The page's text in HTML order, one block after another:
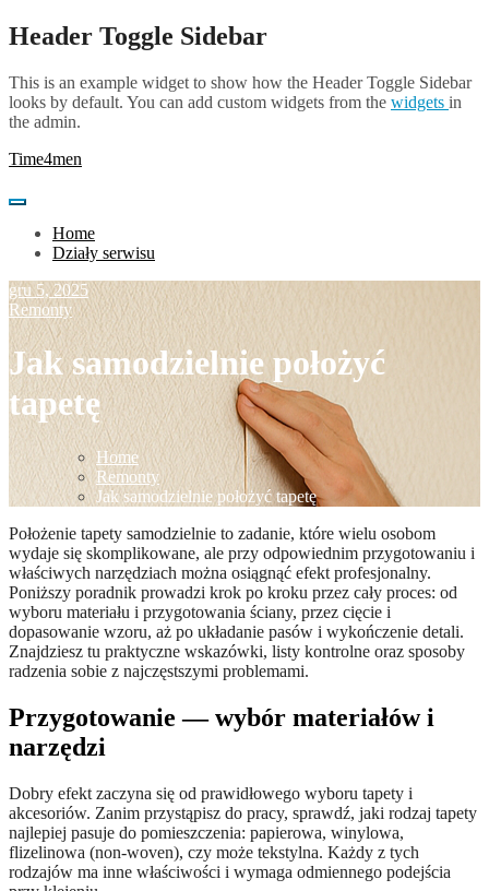
Skip
to
Header Toggle Sidebar
This is an example widget to show how the Header Toggle Sidebar
looks by default. You can add custom widgets from the widgets in
the admin.
Time4men
Home
Działy serwisu
gru 5, 2025
Remonty
Jak samodzielnie położyć
tapetę
Home
Remonty
Jak samodzielnie położyć tapetę
Położenie tapety samodzielnie to zadanie, które wielu osobom
wydaje się skomplikowane, ale przy odpowiednim przygotowaniu i
właściwych narzędziach można osiągnąć efekt profesjonalny.
Poniższy poradnik prowadzi krok po kroku przez cały proces: od
wyboru materiału i przygotowania ściany, przez cięcie i
dopasowanie wzoru, aż po układanie pasów i wykończenie detali.
Znajdziesz tu praktyczne wskazówki, listy kontrolne oraz sposoby
radzenia sobie z najczęstszymi problemami.
Przygotowanie — wybór materiałów i
narzędzi
Dobry efekt zaczyna się od prawidłowego wyboru tapety i
akcesoriów. Zanim przystąpisz do pracy, sprawdź, jaki rodzaj tapety
najlepiej pasuje do pomieszczenia: papierowa, winylowa,
flizelinowa (non-woven), czy może tekstylna. Każdy z tych
rodzajów ma inne właściwości i wymaga odmiennego podejścia